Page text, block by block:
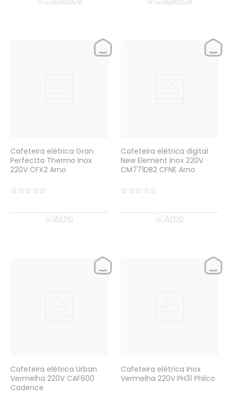
Cafeteira elétrica Gran
Perfectta Thermo Inox
220V CFX2 Arno
☆☆☆☆☆
Cafeteira elétrica digital
New Element Inox 220V
CM771DB2 CFNE Arno
☆☆☆☆☆
Cafeteira elétrica Urban
Vermelha 220V CAF600
Cadence
Cafeteira elétrica Inox
Vermelha 220V PH31 Philco